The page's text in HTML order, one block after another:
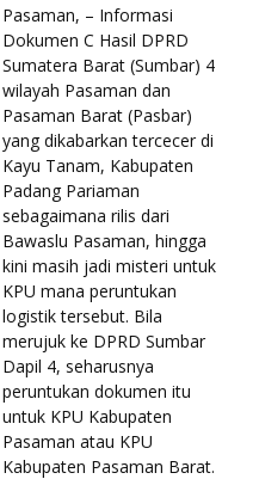
Pasaman, – Informasi
Dokumen C Hasil DPRD
Sumatera Barat (Sumbar) 4
wilayah Pasaman dan
Pasaman Barat (Pasbar)
yang dikabarkan tercecer di
Kayu Tanam, Kabupaten
Padang Pariaman
sebagaimana rilis dari
Bawaslu Pasaman, hingga
kini masih jadi misteri untuk
KPU mana peruntukan
logistik tersebut. Bila
merujuk ke DPRD Sumbar
Dapil 4, seharusnya
peruntukan dokumen itu
untuk KPU Kabupaten
Pasaman atau KPU
Kabupaten Pasaman Barat.